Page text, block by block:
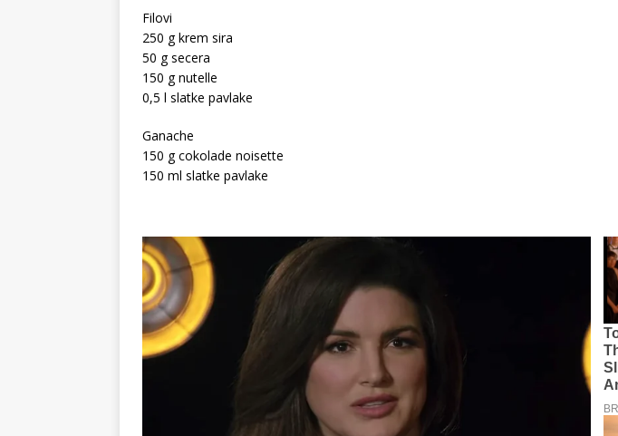
Filovi
250 g krem sira
50 g secera
150 g nutelle
0,5 l slatke pavlake
Ganache
150 g cokolade noisette
150 ml slatke pavlake